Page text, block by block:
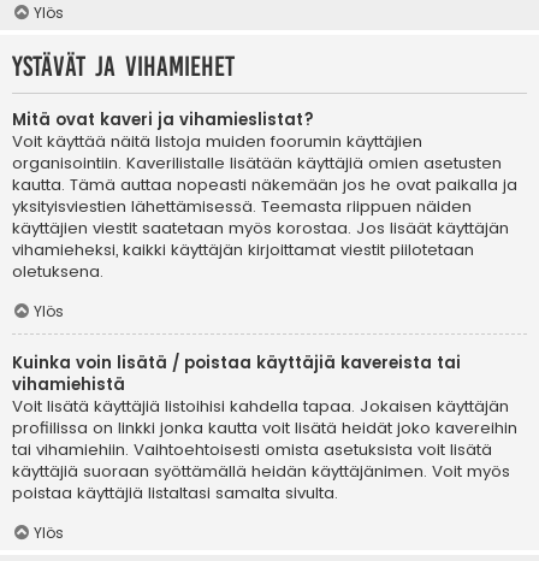
Ylös
Ystävät ja vihamiehet
Mitä ovat kaveri ja vihamieslistat?
Voit käyttää näitä listoja muiden foorumin käyttäjien
organisointiin. Kaverilistalle lisätään käyttäjiä omien asetusten
kautta. Tämä auttaa nopeasti näkemään jos he ovat paikalla ja
yksityisviestien lähettämisessä. Teemasta riippuen näiden
käyttäjien viestit saatetaan myös korostaa. Jos lisäät käyttäjän
vihamieheksi, kaikki käyttäjän kirjoittamat viestit piilotetaan
oletuksena.
Ylös
Kuinka voin lisätä / poistaa käyttäjiä kavereista tai
vihamiehistä
Voit lisätä käyttäjiä listoihisi kahdella tapaa. Jokaisen käyttäjän
profiilissa on linkki jonka kautta voit lisätä heidät joko kavereihin
tai vihamiehiin. Vaihtoehtoisesti omista asetuksista voit lisätä
käyttäjiä suoraan syöttämällä heidän käyttäjänimen. Voit myös
poistaa käyttäjiä listaltasi samalta sivulta.
Ylös